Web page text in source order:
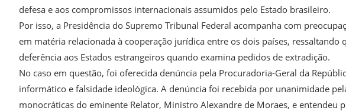
defesa e aos compromissos internacionais assumidos pelo Estado brasileiro.
Por isso, a Presidência do Supremo Tribunal Federal acompanha com
em matéria relacionada à cooperação jurídica entre os dois países, ressaltando
deferência aos Estados estrangeiros quando examina pedidos de extradição.
No caso em questão, foi oferecida denúncia pela Procuradoria-Geral da
informático e falsidade ideológica. A denúncia foi recebida por unanimidade
monocráticas do eminente Relator, Ministro Alexandre de Moraes, e entendeu